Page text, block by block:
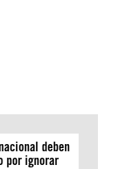
deben
por ignorar